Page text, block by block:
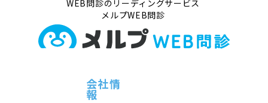
WEB問診のリーディングサービス
メルプWEB問診
会社情
報